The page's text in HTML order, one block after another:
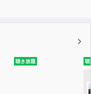
聴き放題 聴